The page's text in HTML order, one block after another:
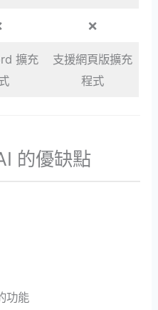
❌
擴充
支援網頁版擴充
程式
的優缺點
功能